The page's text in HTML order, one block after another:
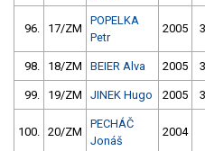
96. 17/ZM
POPELKA
Petr
2005 3
98. 18/ZM BEIER Alva 2005 3
99. 19/ZM JINEK Hugo 2005 3
100. 20/ZM
PECHÁČ
Jonáš
2004